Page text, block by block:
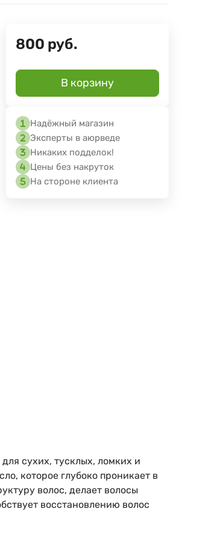
800 руб.
В корзину
Надёжный магазин
Эксперты в аюрведе
Никаких подделок!
Цены без накруток
На стороне клиента
сухих, тусклых, ломких и
которое глубоко проникает в
волос, делает волосы
восстановлению волос